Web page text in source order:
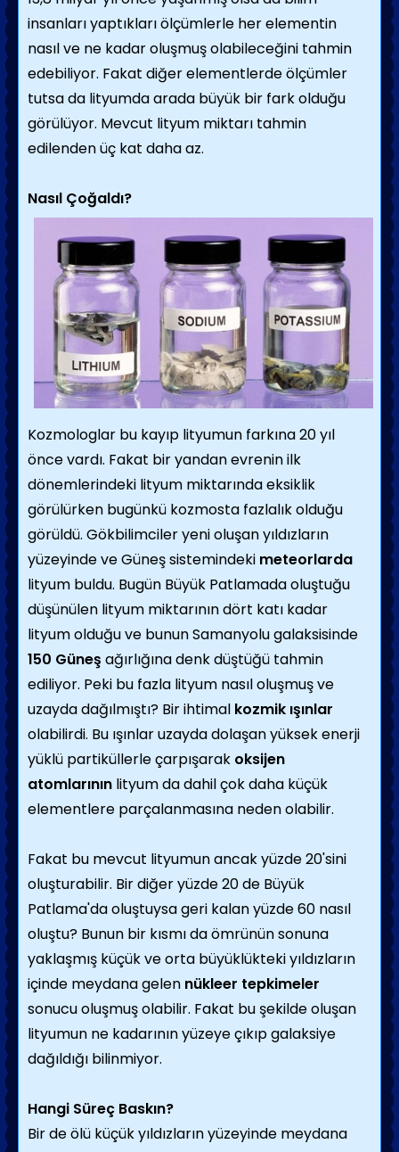
insanları yaptıkları ölçümlerle her elementin
nasıl ve ne kadar oluşmuş olabileceğini tahmin
edebiliyor. Fakat diğer elementlerde ölçümler
tutsa da lityumda arada büyük bir fark olduğu
görülüyor. Mevcut lityum miktarı tahmin
edilenden üç kat daha az.
Nasıl Çoğaldı?
Kozmologlar bu kayıp lityumun farkına 20 yıl
önce vardı. Fakat bir yandan evrenin ilk
dönemlerindeki lityum miktarında eksiklik
görülürken bugünkü kozmosta fazlalık olduğu
görüldü. Gökbilimciler yeni oluşan yıldızların
yüzeyinde ve Güneş sistemindeki meteorlarda
lityum buldu. Bugün Büyük Patlamada oluştuğu
düşünülen lityum miktarının dört katı kadar
lityum olduğu ve bunun Samanyolu galaksisinde
150 Güneş ağırlığına denk düştüğü tahmin
ediliyor. Peki bu fazla lityum nasıl oluşmuş ve
uzayda dağılmıştı? Bir ihtimal kozmik ışınlar
olabilirdi. Bu ışınlar uzayda dolaşan yüksek enerji
yüklü partiküllerle çarpışarak oksijen
atomlarının lityum da dahil çok daha küçük
elementlere parçalanmasına neden olabilir.
Fakat bu mevcut lityumun ancak yüzde 20'sini
oluşturabilir. Bir diğer yüzde 20 de Büyük
Patlama'da oluştuysa geri kalan yüzde 60 nasıl
oluştu? Bunun bir kısmı da ömrünün sonuna
yaklaşmış küçük ve orta büyüklükteki yıldızların
içinde meydana gelen nükleer tepkimeler
sonucu oluşmuş olabilir. Fakat bu şekilde oluşan
lityumun ne kadarının yüzeye çıkıp galaksiye
dağıldığı bilinmiyor.
Hangi Süreç Baskın?
Bir de ölü küçük yıldızların yüzeyinde meydana